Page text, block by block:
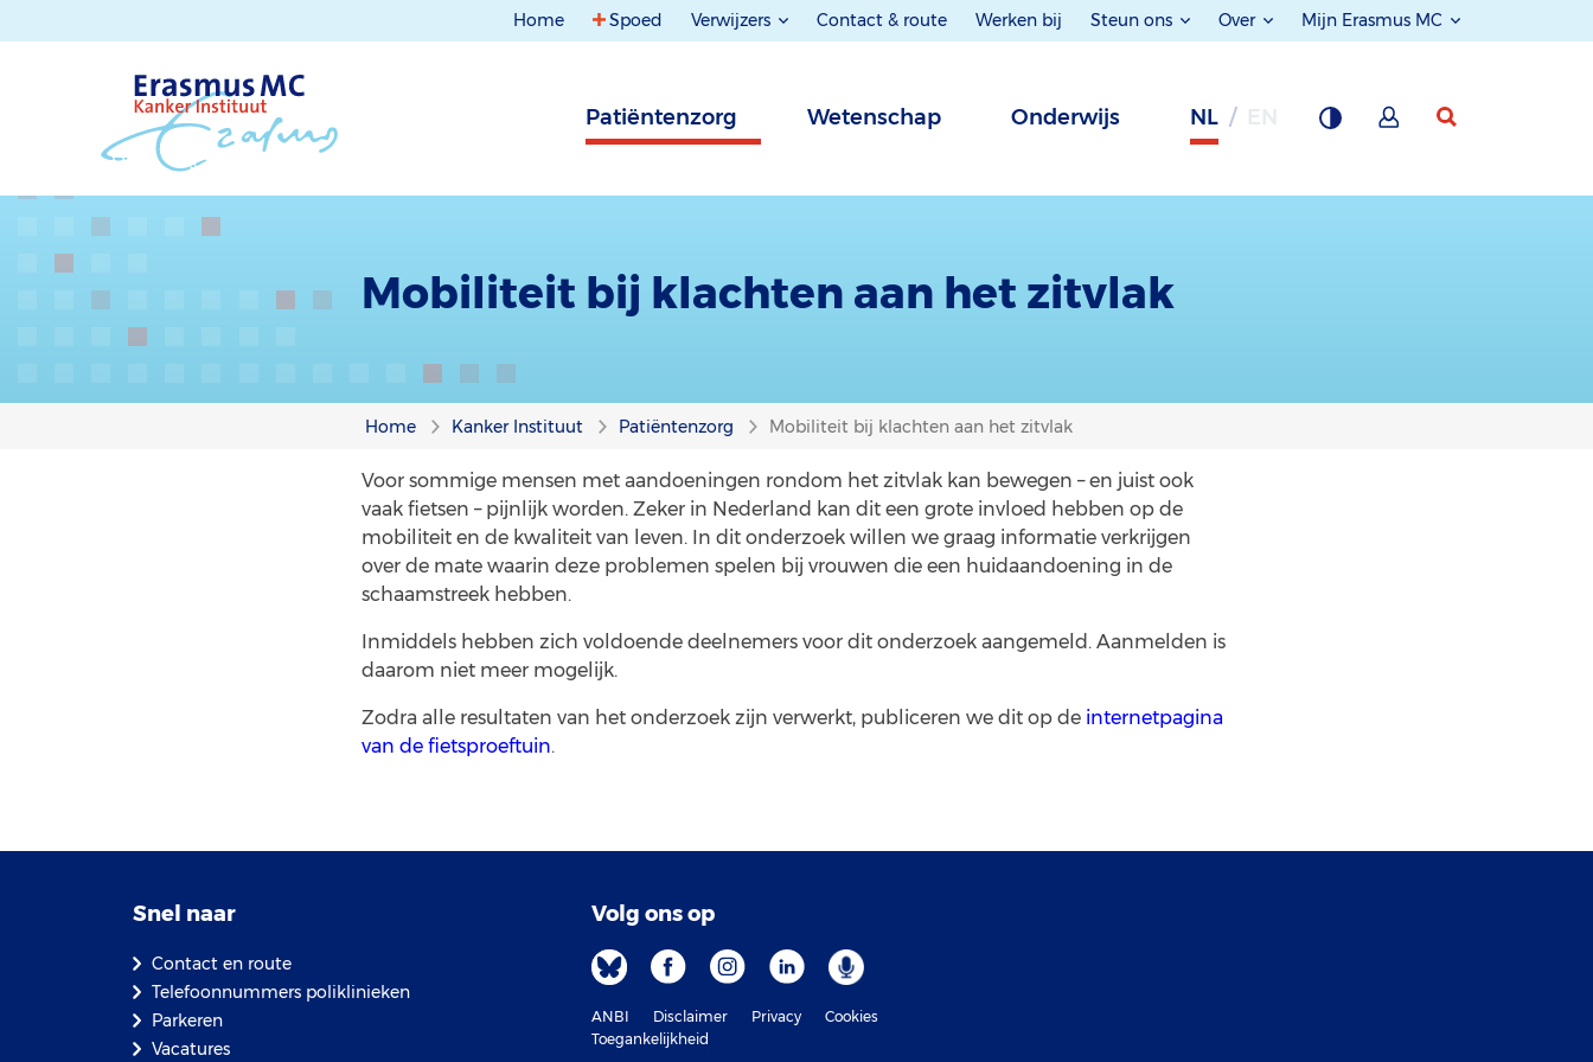
Home Spoed Verwijzers Contact & route Werken bij Steun ons Over Mijn Erasmus MC
Patiëntenzorg Wetenschap Onderwijs NL
Mobiliteit bij klachten aan het zitvlak
Home Kanker Instituut Patiëntenzorg Mobiliteit bij klachten aan het zitvlak
Voor sommige mensen met aandoeningen rondom het zitvlak kan bewegen – en juist ook
vaak fietsen – pijnlijk worden. Zeker in Nederland kan dit een grote invloed hebben op de
mobiliteit en de kwaliteit van leven. In dit onderzoek willen we graag informatie verkrijgen
over de mate waarin deze problemen spelen bij vrouwen die een huidaandoening in de
schaamstreek hebben.
Inmiddels hebben zich voldoende deelnemers voor dit onderzoek aangemeld. Aanmelden is
daarom niet meer mogelijk.
Zodra alle resultaten van het onderzoek zijn verwerkt, publiceren we dit op de internetpagina
van de fietsproeftuin.
Snel naar
Contact en route
Telefoonnummers poliklinieken
Parkeren
Vacatures
Volg ons op
ANBI Disclaimer Privacy
Cookies
Toegankelijkheid